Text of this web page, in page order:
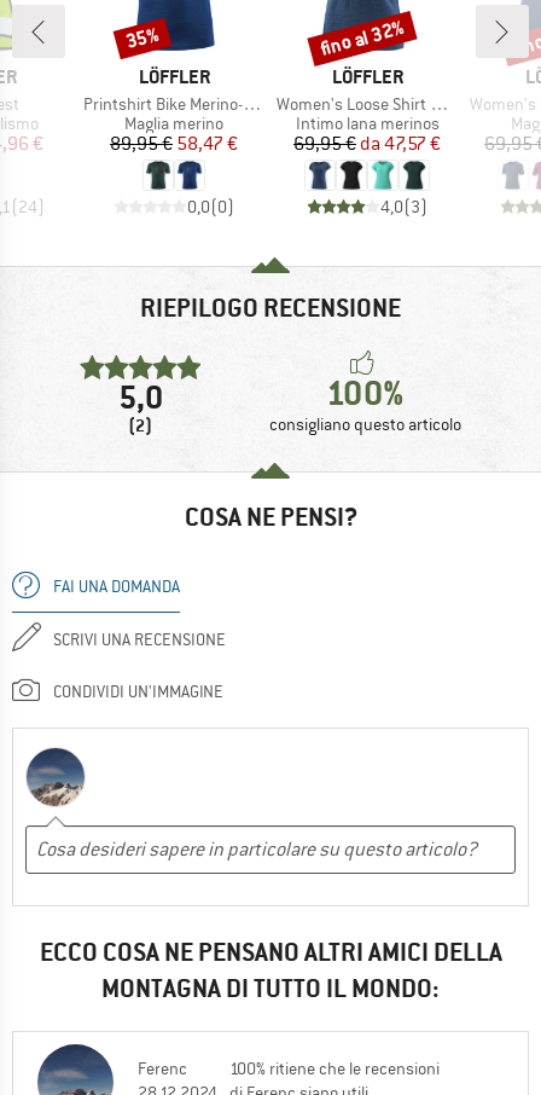
ridotto
€
(24)
MARCHIO
LÖFFLER
Articolo
Printshirt Bike Merino-Tencel
Gruppo di prodotti
Maglia merino
Prezzo
89,95 €Prezzo ridotto
58,47 €
0,0(0)
Sconto
35%
MARCHIO
LÖFFLER
Articolo
Women's Loose Shirt Merino
Gruppo di prodotti
Intimo lana merinos
Prezzo
69,95 € Prezzo ridotto
da 47,57 €
4,0(3)
Sconto
fino al 32%
Articolo
Women's Shirt
69,95
RIEPILOGO RECENSIONE
5,0
(2)
100%
consigliano questo articolo
COSA NE PENSI?
FAI UNA DOMANDA
SCRIVI UNA RECENSIONE
CONDIVIDI UN'IMMAGINE
ECCO COSA NE PENSANO ALTRI AMICI DELLA
MONTAGNA DI TUTTO IL MONDO:
Ferenc
100% ritiene che le recensioni